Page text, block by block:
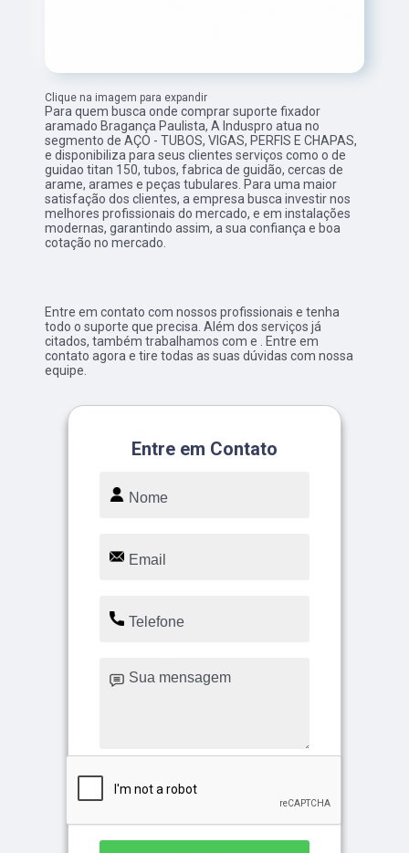
Clique na imagem para expandir
Para quem busca onde comprar suporte fixador
aramado Bragança Paulista, A Induspro atua no
segmento de AÇO - TUBOS, VIGAS, PERFIS E CHAPAS,
e disponibiliza para seus clientes serviços como o de
guidao titan 150, tubos, fabrica de guidão, cercas de
arame, arames e peças tubulares. Para uma maior
satisfação dos clientes, a empresa busca investir nos
melhores profissionais do mercado, e em instalações
modernas, garantindo assim, a sua confiança e boa
cotação no mercado.
Entre em contato com nossos profissionais e tenha
todo o suporte que precisa. Além dos serviços já
citados, também trabalhamos com e . Entre em
contato agora e tire todas as suas dúvidas com nossa
equipe.
Entre em Contato